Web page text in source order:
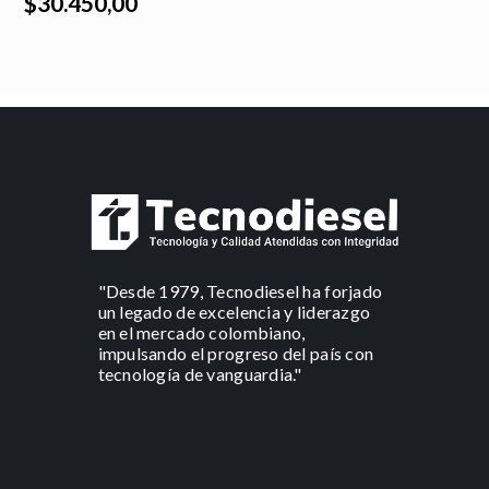
"Desde 1979, Tecnodiesel ha forjado
un legado de excelencia y liderazgo
en el mercado colombiano,
impulsando el progreso del país con
tecnología de vanguardia."